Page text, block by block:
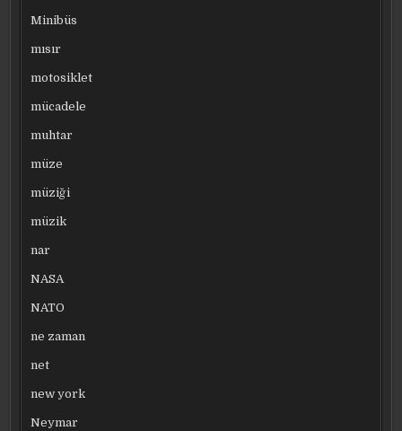
Minibüs
mısır
motosiklet
mücadele
muhtar
müze
müziği
müzik
nar
NASA
NATO
ne zaman
net
new york
Neymar